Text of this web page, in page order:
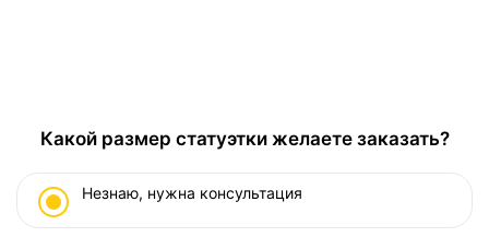
Какой размер статуэтки желаете заказать?
Незнаю, нужна консультация